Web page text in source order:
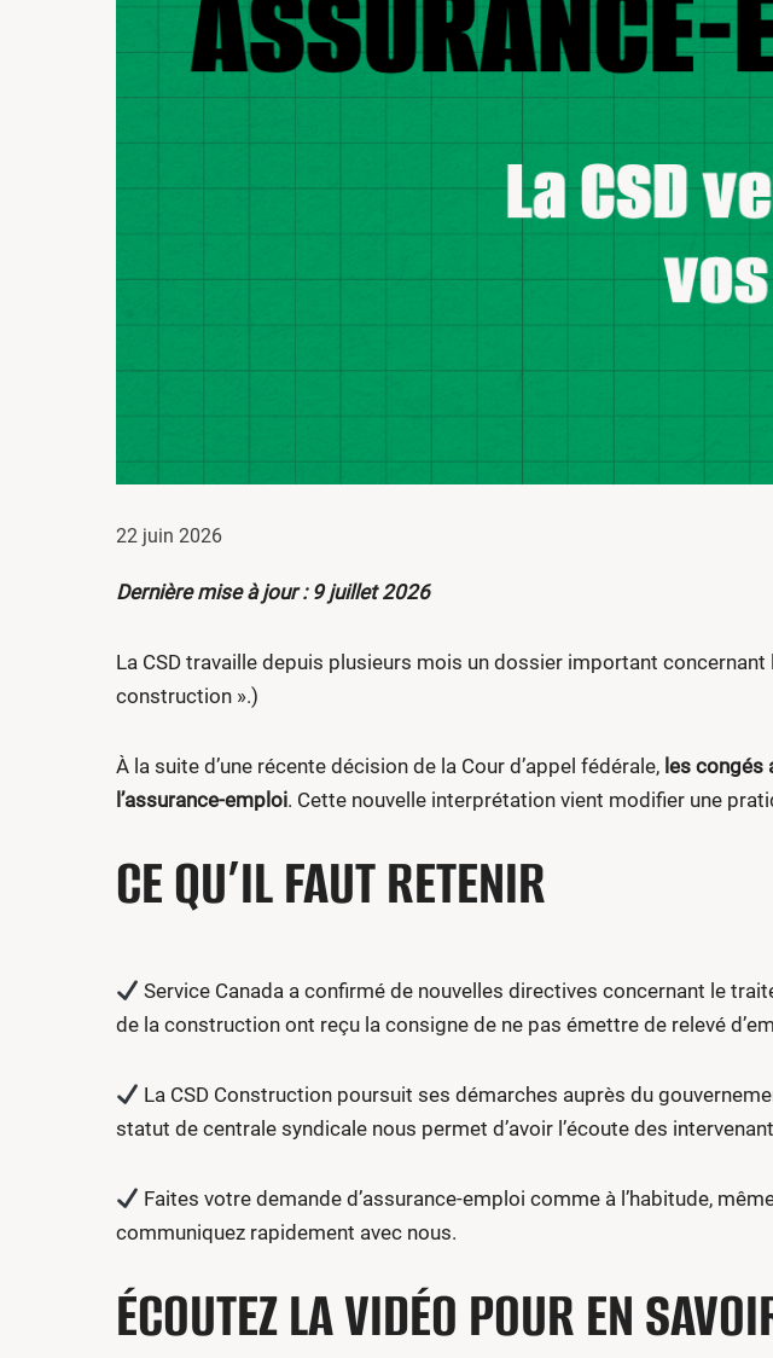
22 juin 2026
Dernière mise à jour : 9 juillet 2026
La CSD travaille depuis plusieurs mois un dossier important
construction ».)
À la suite d’une récente décision de la Cour d’appel fédérale, les congés
l’assurance-emploi. Cette nouvelle interprétation vient modifier une
CE QU’IL FAUT RETENIR
Service Canada a confirmé de nouvelles directives concernant le
de la construction ont reçu la consigne de ne pas émettre de relevé
La CSD Construction poursuit ses démarches auprès du
statut de centrale syndicale nous permet d’avoir l’écoute des
Faites votre demande d’assurance-emploi comme à l’habitude,
communiquez rapidement avec nous.
ÉCOUTEZ LA VIDÉO POUR EN